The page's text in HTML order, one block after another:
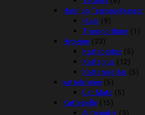
Huler og Transportkasser
Huler (9)
Transportbure (1)
Hygiejne (23)
Kattebakker (5)
Kattegrus (12)
Kattetoiletter (5)
kattelemme (5)
Cat Mate (5)
Katteskåle (15)